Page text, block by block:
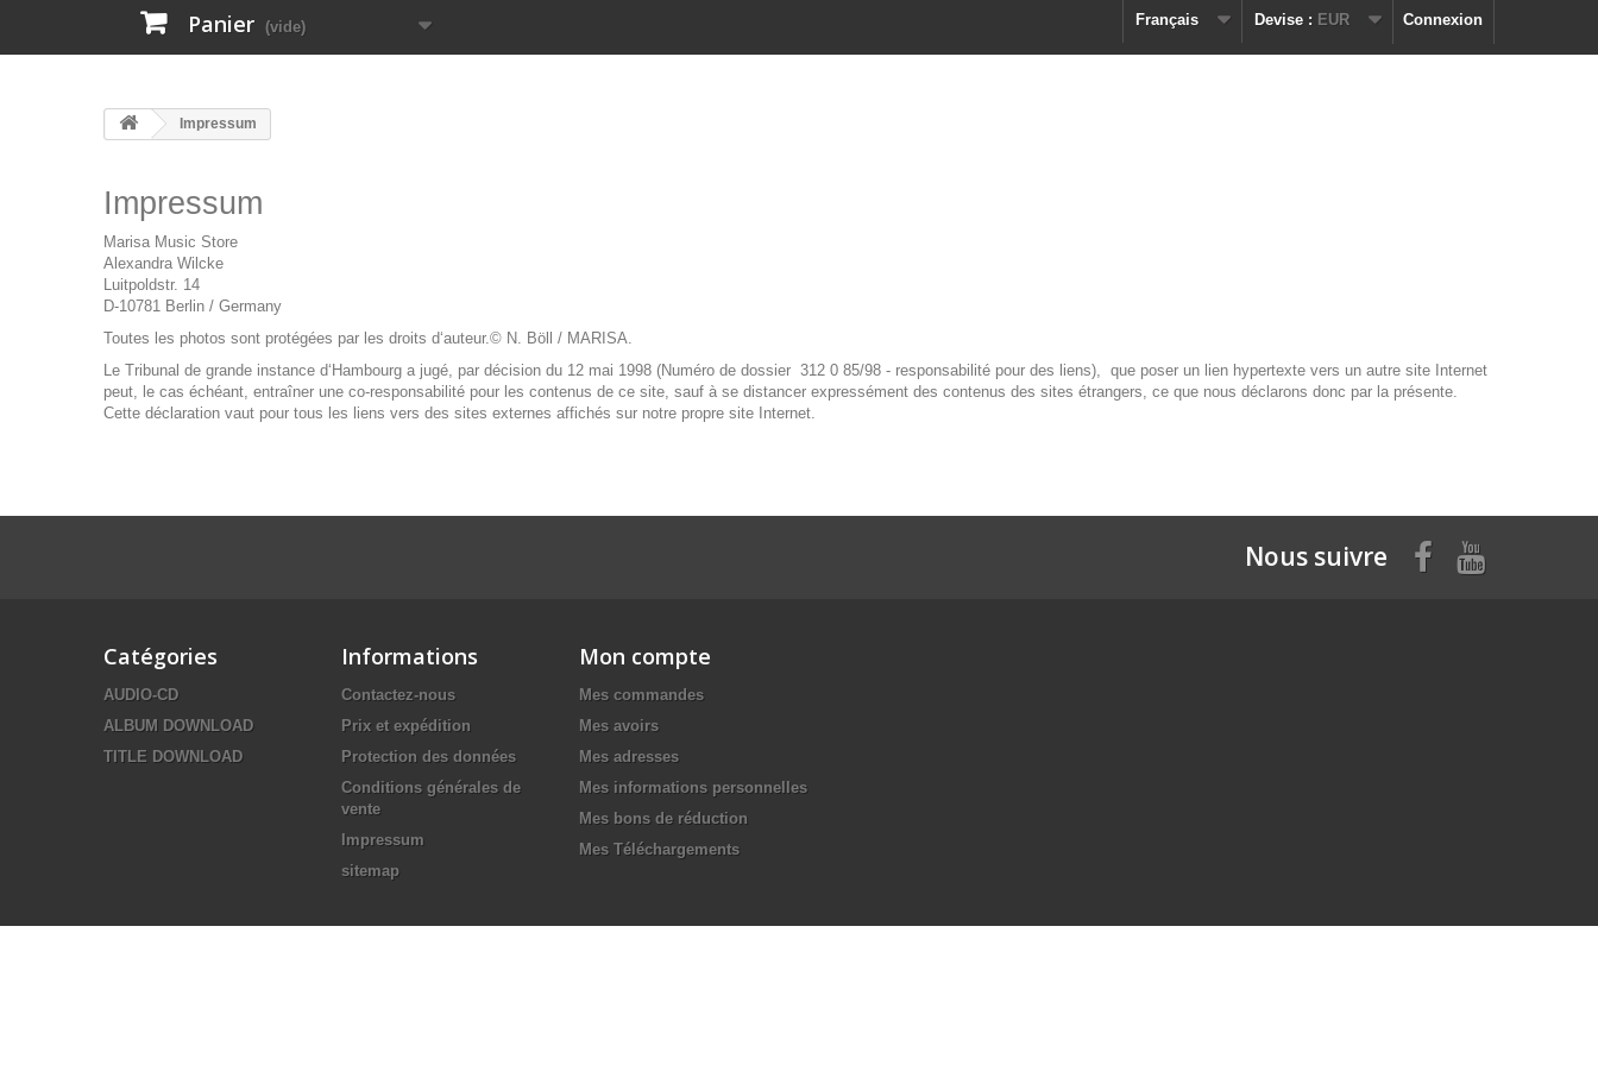
Connexion
Devise : EUR
Français
Panier (vide)
Impressum
Impressum
Marisa Music Store
Alexandra Wilcke
Luitpoldstr. 14
D-10781 Berlin / Germany
Toutes les photos sont protégées par les droits d‘auteur.© N. Böll / MARISA.
Le Tribunal de grande instance d‘Hambourg a jugé, par décision du 12 mai 1998 (Numéro de dossier 312 0 85/98 - responsabilité pour des liens), que poser un lien hypertexte vers un autre site Internet
peut, le cas échéant, entraîner une co-responsabilité pour les contenus de ce site, sauf à se distancer expressément des contenus des sites étrangers, ce que nous déclarons donc par la présente.
Cette déclaration vaut pour tous les liens vers des sites externes affichés sur notre propre site Internet.
Nous suivre
Catégories
AUDIO-CD
ALBUM DOWNLOAD
TITLE DOWNLOAD
Informations
Contactez-nous
Prix et expédition
Protection des données
Conditions générales de
vente
Impressum
sitemap
Mon compte
Mes commandes
Mes avoirs
Mes adresses
Mes informations personnelles
Mes bons de réduction
Mes Téléchargements